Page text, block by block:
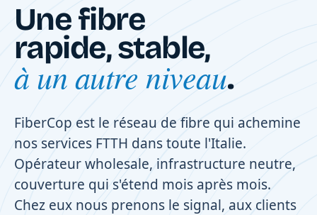
Une fibre
rapide, stable,
à un autre niveau.
FiberCop est le réseau de fibre qui achemine
nos services FTTH dans toute l'Italie.
Opérateur wholesale, infrastructure neutre,
couverture qui s'étend mois après mois.
Chez eux nous prenons le signal, aux clients